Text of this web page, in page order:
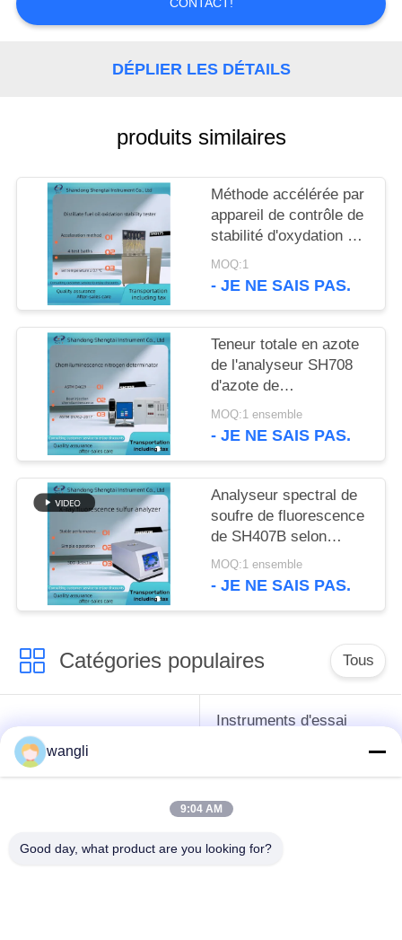
CITATION
PRIVACY
POLICY
CONTACT!
DÉPLIER LES DÉTAILS
produits similaires
Méthode accélérée par
appareil de contrôle de
stabilité d'oxydation de
fioul de distillat d'ASTM
D2274
MOQ:1
- JE NE SAIS PAS.
Teneur totale en azote
de l'analyseur SH708
d'azote de
chimiluminescence
MOQ:1 ensemble
- JE NE SAIS PAS.
Analyseur spectral de
soufre de fluorescence
de SH407B selon
ASTM D4294 et GB/T
11140-1989
MOQ:1 ensemble
- JE NE SAIS PAS.
Catégories populaires Tous
instruments de essai
de pétrole
Instruments d'essai
graisse
Équipement d'essai
d'huile de
wangli
9:04 AM
Good day, what product are you looking for?